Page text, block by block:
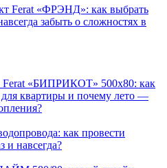
Ferat «ФРЭНД»: как выбрать
забыть о сложностях в
Ferat «БИПРИКОТ» 500x80: как
квартиры и почему лето —
как провести
и навсегда?